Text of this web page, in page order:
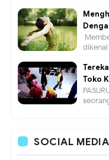
Toko
SOCIAL MEDIA